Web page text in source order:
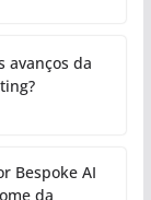
avanços da
Bespoke AI
da